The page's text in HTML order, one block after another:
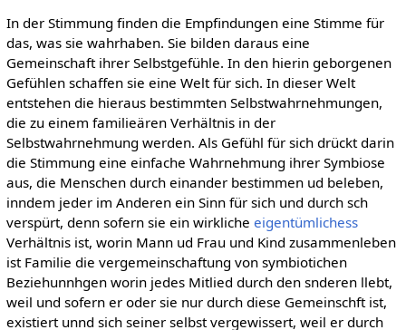
In der Stimmung finden die Empfindungen eine Stimme für
das, was sie wahrhaben. Sie bilden daraus eine
Gemeinschaft ihrer Selbstgefühle. In den hierin geborgenen
Gefühlen schaffen sie eine Welt für sich. In dieser Welt
entstehen die hieraus bestimmten Selbstwahrnehmungen,
die zu einem familieären Verhältnis in der
Selbstwahrnehmung werden. Als Gefühl für sich drückt darin
die Stimmung eine einfache Wahrnehmung ihrer Symbiose
aus, die Menschen durch einander bestimmen ud beleben,
inndem jeder im Anderen ein Sinn für sich und durch sch
verspürt, denn sofern sie ein wirkliche eigentümlichess
Verhältnis ist, worin Mann ud Frau und Kind zusammenleben
ist Familie die vergemeinschaftung von symbiotichen
Beziehunnhgen worin jedes Mitlied durch den snderen llebt,
weil und sofern er oder sie nur durch diese Gemeinschft ist,
existiert unnd sich seiner selbst vergewissert, weil er durch